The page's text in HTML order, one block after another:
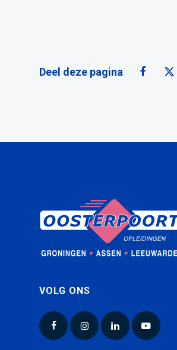
Deel deze pagina
Deel
VOLG ONS
FacebookInstagramLinkedInYouTube